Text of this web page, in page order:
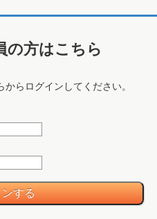
の方はこちら
らログインしてください。